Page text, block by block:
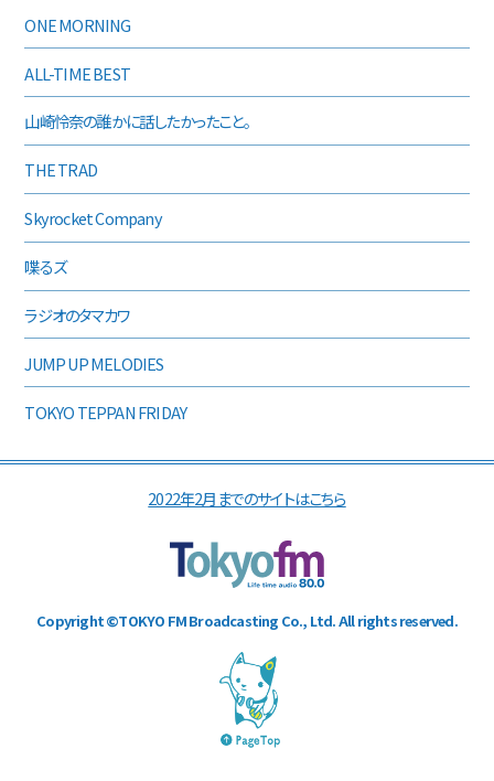
ONE MORNING
ALL-TIME BEST
山崎怜奈の誰かに話したかったこと。
THE TRAD
Skyrocket Company
喋るズ
ラジオのタマカワ
JUMP UP MELODIES
TOKYO TEPPAN FRIDAY
2022年2月までのサイトはこちら
Copyright ©TOKYO FM Broadcasting Co., Ltd. All rights reserved.